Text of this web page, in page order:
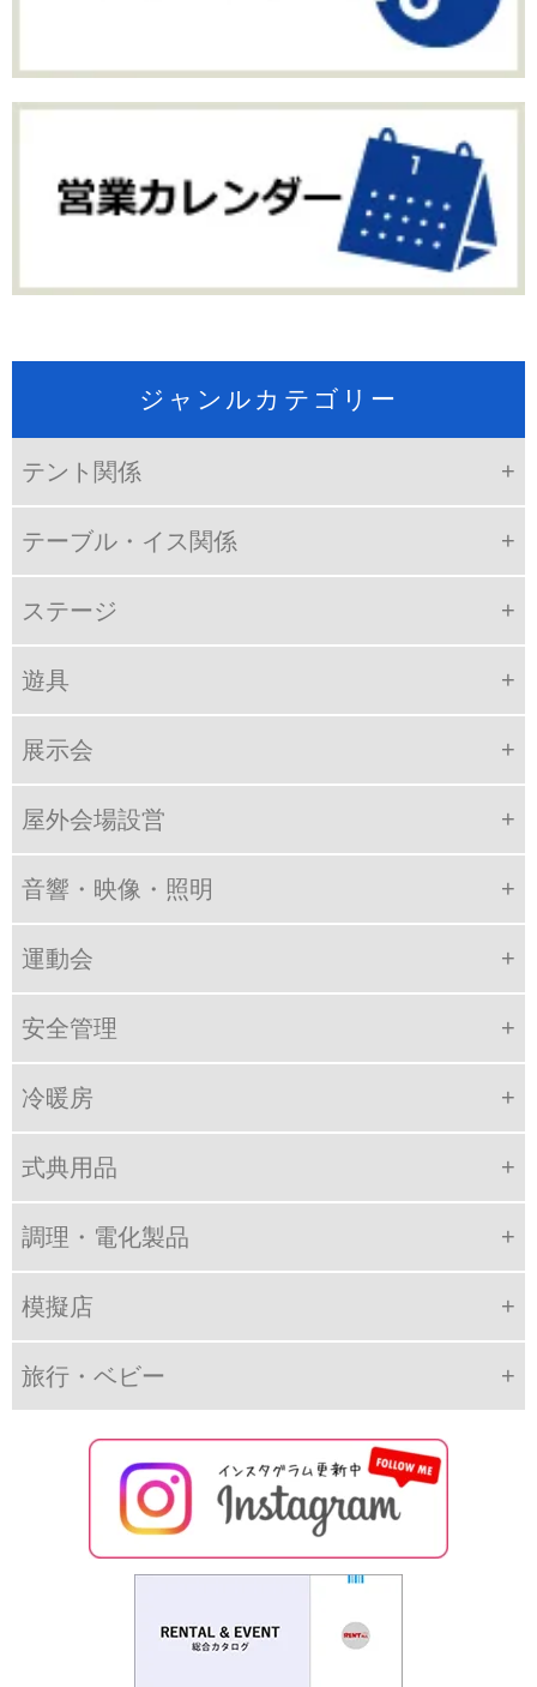
ジャンルカテゴリー
テント関係
テーブル・イス関係
ステージ
遊具
展示会
屋外会場設営
音響・映像・照明
運動会
安全管理
冷暖房
式典用品
調理・電化製品
模擬店
旅行・ベビー